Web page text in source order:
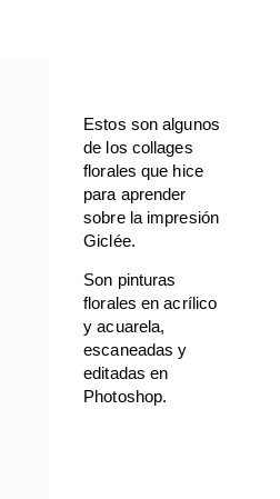
Estos son algunos
de los collages
florales que hice
para aprender
sobre la impresión
Giclée.
Son pinturas
florales en acrílico
y acuarela,
escaneadas y
editadas en
Photoshop.